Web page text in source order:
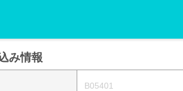
み情報
B05401